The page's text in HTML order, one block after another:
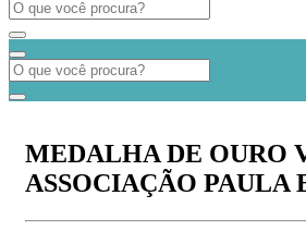
MEDALHA DE OURO
ASSOCIAÇÃO PAULA